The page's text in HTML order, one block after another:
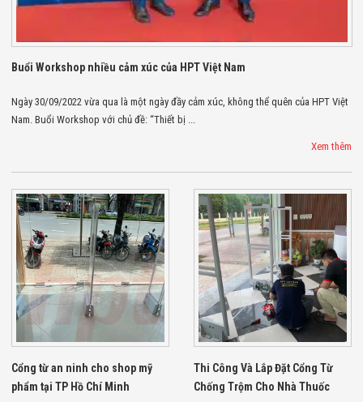
Máy Dò Kim
Thiết Bị Công
Ống Nhòm
Chuyên Dụng
Đo Lực - Sức
Căng - Sức
Nén
Máy Kiểm Tra
Khuyết Tật
Máy Kiểm Tra
Vết Nứt Sản
Phẩm
Máy Kiểm Tra
Bo Mạch Điện
Tử
Súng Bắn
Flycam
Buổi Workshop nhiều cảm xúc của HPT Việt Nam
Ngày 30/09/2022 vừa qua là một ngày đầy cảm xúc, không thể quên của HPT Việt
Nam. Buổi Workshop với chủ đề: “Thiết bị ...
Xem thêm
Cổng từ an ninh cho shop mỹ
phẩm tại TP Hồ Chí Minh
Thi Công Và Lắp Đặt Cổng Từ
Chống Trộm Cho Nhà Thuốc